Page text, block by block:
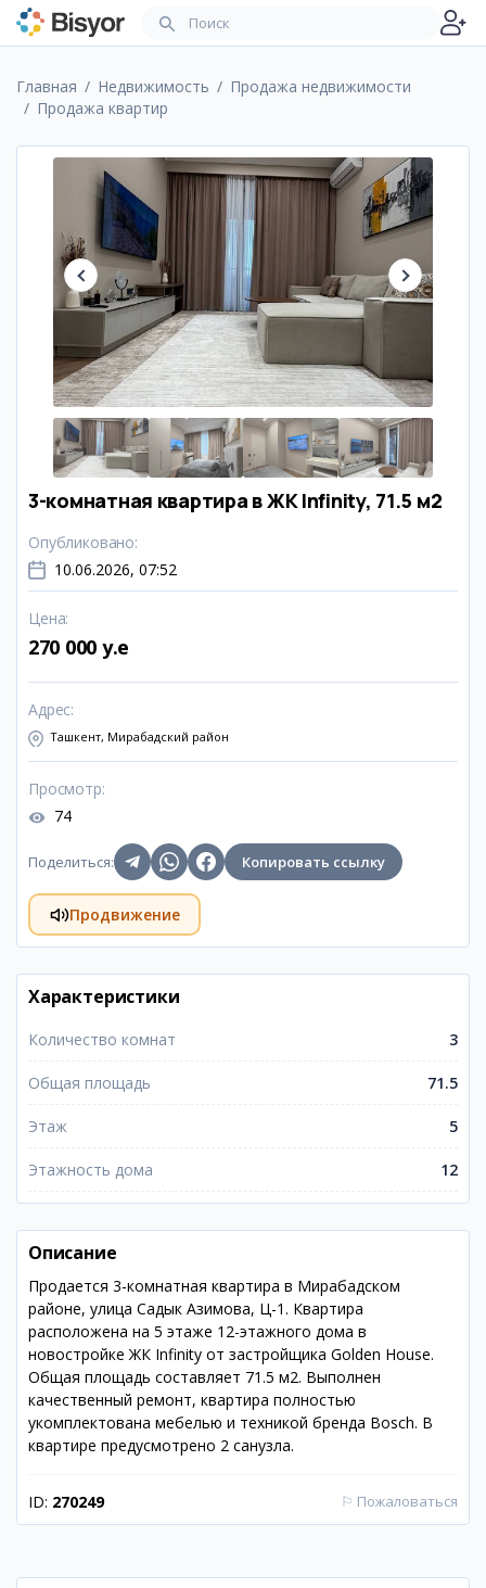
Главная Недвижимость
Продажа недвижимости
Продажа квартир
3-комнатная квартира в ЖК Infinity, 71.5 м2
Опубликовано:
10.06.2026, 07:52
Цена:
270 000 y.e
Адрес:
Ташкент, Мирабадский район
Просмотр:
74
Поделиться: Копировать ссылку
Продвижение
Характеристики
Количество комнат 3
Общая площадь 71.5
Этаж 5
Этажность дома 12
Описание
Продается 3-комнатная квартира в Мирабадском
районе, улица Садык Азимова, Ц-1. Квартира
расположена на 5 этаже 12-этажного дома в
новостройке ЖК Infinity от застройщика Golden House.
Общая площадь составляет 71.5 м2. Выполнен
качественный ремонт, квартира полностью
укомплектована мебелью и техникой бренда Bosch. В
квартире предусмотрено 2 санузла.
ID: 270249 ⚐ Пожаловаться